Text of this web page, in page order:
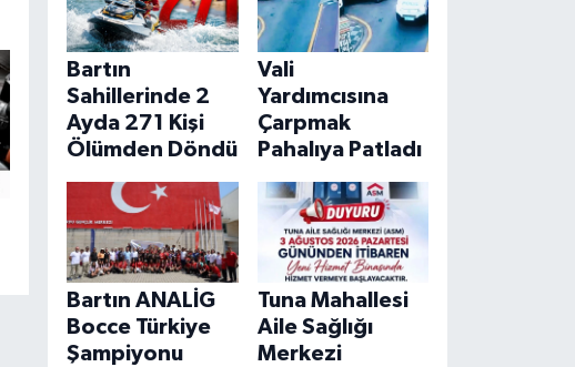
Bartın
Sahillerinde 2
Ayda 271 Kişi
Ölümden Döndü
Vali
Yardımcısına
Çarpmak
Pahalıya Patladı
Bartın ANALİG
Bocce Türkiye
Şampiyonu
Tuna Mahallesi
Aile Sağlığı
Merkezi